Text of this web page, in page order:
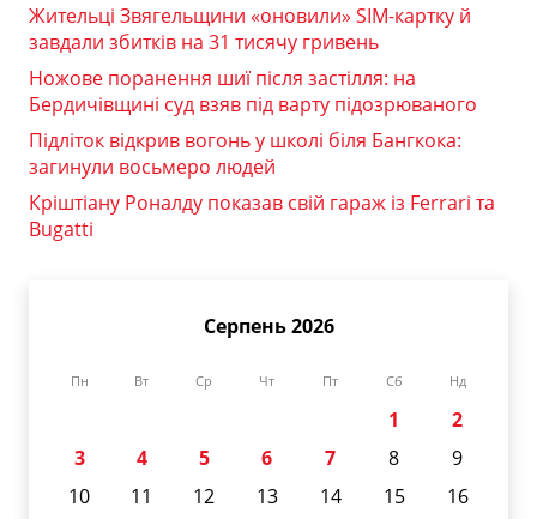
Жительці Звягельщини «оновили» SIM-картку й
завдали збитків на 31 тисячу гривень
Ножове поранення шиї після застілля: на
Бердичівщині суд взяв під варту підозрюваного
Підліток відкрив вогонь у школі біля Бангкока:
загинули восьмеро людей
Кріштіану Роналду показав свій гараж із Ferrari та
Bugatti
Серпень 2026
Пн Вт Ср Чт Пт Сб Нд
1
2
3
4 5 6 7 8
9
10
11 12 13 14 15
16